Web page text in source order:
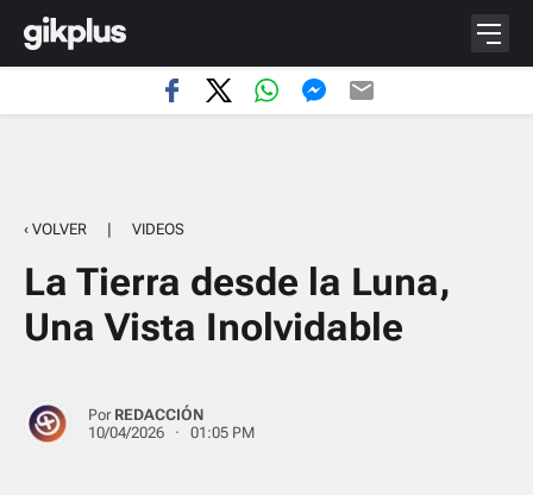
‹ VOLVER | VIDEOS
La Tierra desde la Luna,
Una Vista Inolvidable
Por REDACCIÓN
10/04/2026 · 01:05 PM